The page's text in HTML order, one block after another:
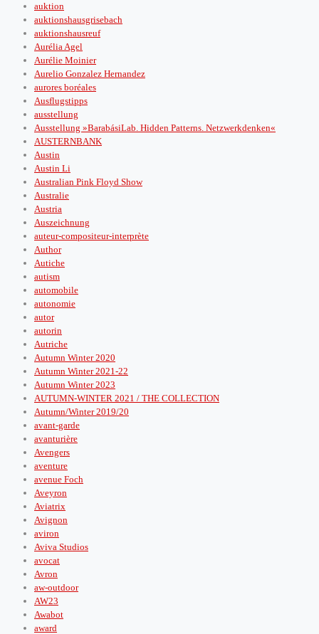
auktion
auktionshausgrisebach
auktionshausreuf
Aurélia Agel
Aurélie Moinier
Aurelio Gonzalez Hernandez
aurores boréales
Ausflugstipps
ausstellung
Ausstellung »BarabásiLab. Hidden Patterns. Netzwerkdenken«
AUSTERNBANK
Austin
Austin Li
Australian Pink Floyd Show
Australie
Austria
Auszeichnung
auteur-compositeur-interprète
Author
Autiche
autism
automobile
autonomie
autor
autorin
Autriche
Autumn Winter 2020
Autumn Winter 2021-22
Autumn Winter 2023
AUTUMN-WINTER 2021 / THE COLLECTION
Autumn/Winter 2019/20
avant-garde
avanturière
Avengers
aventure
avenue Foch
Aveyron
Aviatrix
Avignon
aviron
Aviva Studios
avocat
Avron
aw-outdoor
AW23
Awabot
award